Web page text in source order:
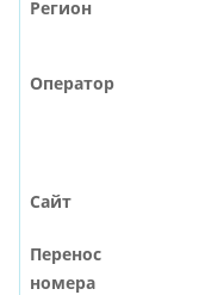
Регион
Оператор
Сайт
Перенос
номера